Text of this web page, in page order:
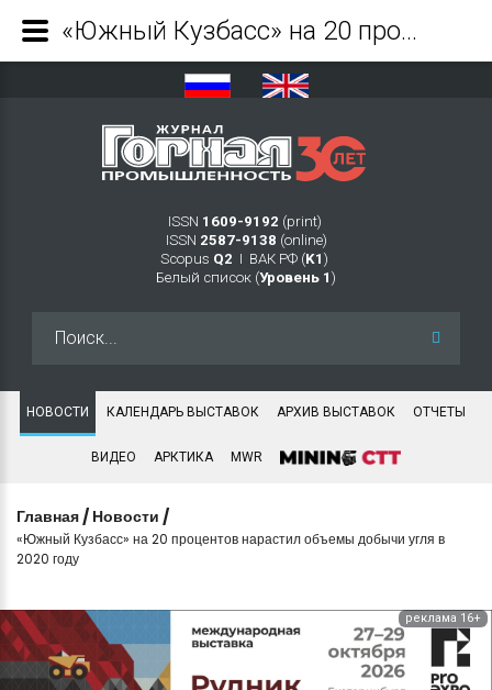
ISSN 1609-9192 (print)
ISSN 2587-9138 (online)
Scopus Q2 Ι ВАК РФ (K1 )
Белый список (Уровень 1 )
НОВОСТИ КАЛЕНДАРЬ ВЫСТАВОК АРХИВ ВЫСТАВОК ОТЧЕТЫ
ВИДЕО АРКТИКА MWR
Главная / Новости /
«Южный Кузбасс» на 20 процентов нарастил объемы добычи угля в
2020 году
реклама 16+
«Южный Кузбасс» на 20 процентов нарастил объемы добычи угля в 2020 году - Журнал Горная промышленность